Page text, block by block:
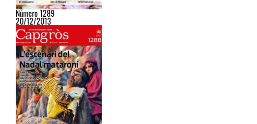
Número 1289
20/12/2013